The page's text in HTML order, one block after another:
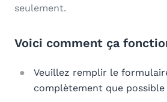
seulement.
Voici comment ça
Veuillez remplir le
complètement que possible